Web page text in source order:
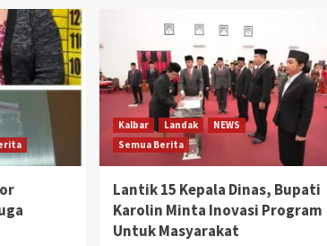
Kalbar Landak
NEWS
Semua Berita
Lantik 15 Kepala Dinas, Bupati
Karolin Minta Inovasi Program
Untuk Masyarakat